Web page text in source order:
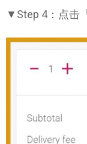
▼Step 4：点击